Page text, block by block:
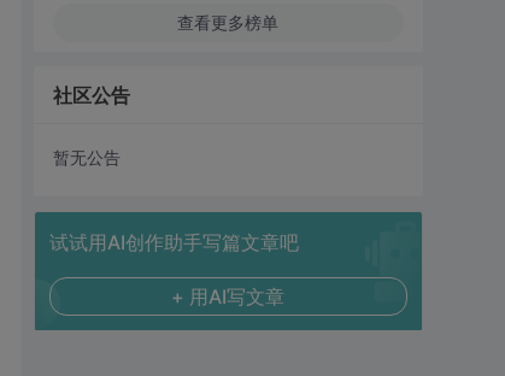
查看更多榜单
社区公告
暂无公告
试试用AI创作助手写篇文章吧
+ 用AI写文章